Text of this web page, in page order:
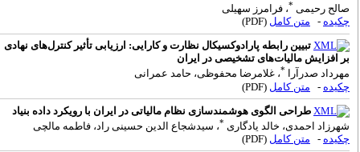
صالح رحیمی ، فرامرز سهیلی
چکیده - متن کامل(PDF)
تبیین رابطه پارادوکسیکال نظارت و کارایی: ارزیابی تأثیر کنترل‌های نهادی
بر افزایش مالیات‌های تشخیصی در ایران
مهرداد صدرآرا* ، غلامرضا محفوظی، حامد عمرانی
چکیده - متن کامل(PDF)
طراحی الگوی هوشمندسازی نظام مالیاتی در ایران با رویکرد داده بنیاد
شهرزاد احمدی، خالد یادگاری ، سیدشجاع الدین حسینی راد، فاطمه مالچی
چکیده - متن کامل(PDF)